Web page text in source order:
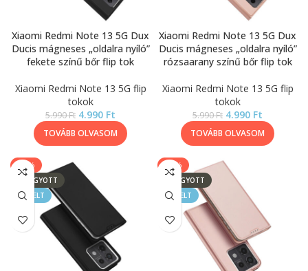
Xiaomi Redmi Note 13 5G Dux
Ducis mágneses „oldalra nyíló”
fekete színű bőr flip tok
Xiaomi Redmi Note 13 5G flip
tokok
5.990Ft 4.990 Ft
TOVÁBB OLVASOM
Xiaomi Redmi Note 13 5G Dux
Ducis mágneses „oldalra nyíló”
rózsaarany színű bőr flip tok
Xiaomi Redmi Note 13 5G flip
tokok
5.990Ft 4.990 Ft
TOVÁBB OLVASOM
-17%
ELFOGYOTT
KIEMELT
-17%
ELFOGYOTT
KIEMELT